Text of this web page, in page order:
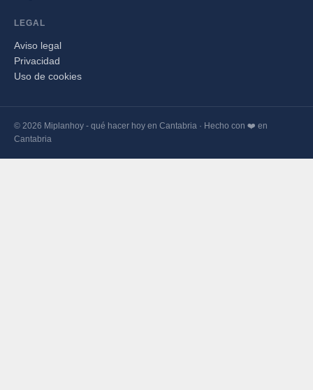
LEGAL
Aviso legal
Privacidad
Uso de cookies
© 2026 Miplanhoy - qué hacer hoy en Cantabria · Hecho con ❤️ en
Cantabria